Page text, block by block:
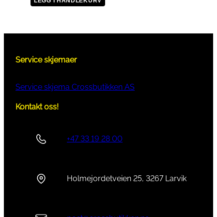
Service skjemaer
Service skjema Crossbutikken AS
Kontakt oss!
+47 33 19 28 00
Holmejordetveien 25, 3267 Larvik